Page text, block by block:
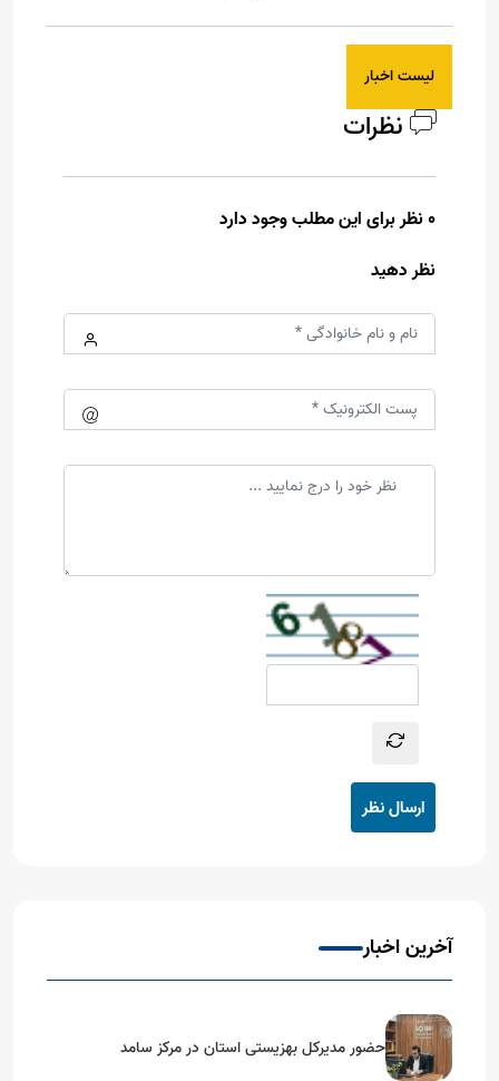
لیست اخبار
نظرات
0 نظر برای این مطلب وجود دارد
نظر دهید
ارسال نظر
آخرین اخبار
حضور مدیرکل بهزیستی استان در مرکز سامد